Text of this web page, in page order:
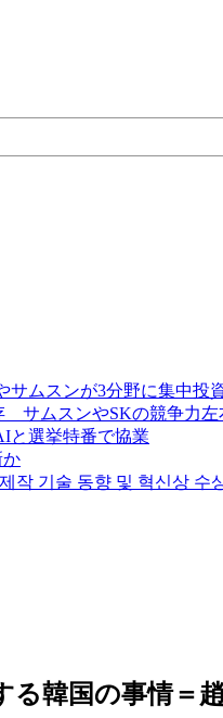
サムスンが3分野に集中投
サムスンやSKの競争力左
と選挙特番で協業
か
작 기술 동향 및 혁신상 수
る韓国の事情＝